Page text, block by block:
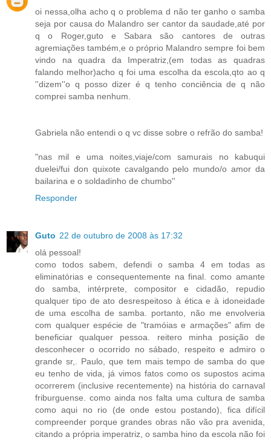
oi nessa,olha acho q o problema d não ter ganho o samba
seja por causa do Malandro ser cantor da saudade,até por
q o Roger,guto e Sabara são cantores de outras
agremiações também,e o próprio Malandro sempre foi bem
vindo na quadra da Imperatriz,(em todas as quadras
falando melhor)acho q foi uma escolha da escola,qto ao q
''dizem''o q posso dizer é q tenho conciência de q não
comprei samba nenhum.
Gabriela não entendi o q vc disse sobre o refrão do samba!
"nas mil e uma noites,viaje/com samurais no kabuqui
duelei/fui don quixote cavalgando pelo mundo/o amor da
bailarina e o soldadinho de chumbo''
Responder
Guto 22 de outubro de 2008 às 17:32
olá pessoal!
como todos sabem, defendi o samba 4 em todas as
eliminatórias e consequentemente na final. como amante
do samba, intérprete, compositor e cidadão, repudio
qualquer tipo de ato desrespeitoso à ética e à idoneidade
de uma escolha de samba. portanto, não me envolveria
com qualquer espécie de "tramóias e armações" afim de
beneficiar qualquer pessoa. reitero minha posição de
desconhecer o ocorrido no sábado, respeito e admiro o
grande sr,. Paulo, que tem mais tempo de samba do que
eu tenho de vida, já vimos fatos como os supostos acima
ocorrerem (inclusive recentemente) na história do carnaval
friburguense. como ainda nos falta uma cultura de samba
como aqui no rio (de onde estou postando), fica difícil
compreender porque grandes obras não vão pra avenida,
citando a própria imperatriz, o samba hino da escola não foi